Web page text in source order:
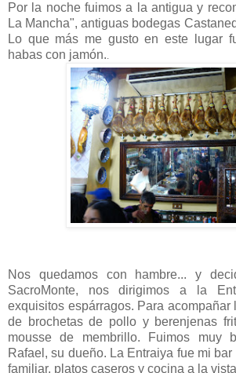
Por la noche fuimos a la antigua y
La Mancha", antiguas bodegas
Lo que más me gusto en este lugar
habas con jamón..
Nos quedamos con hambre... y
SacroMonte, nos dirigimos a la
exquisitos espárragos. Para acompañar
de brochetas de pollo y berenjenas
mousse de membrillo. Fuimos muy
Rafael, su dueño. La Entraiya fue mi
familiar, platos caseros y cocina a la